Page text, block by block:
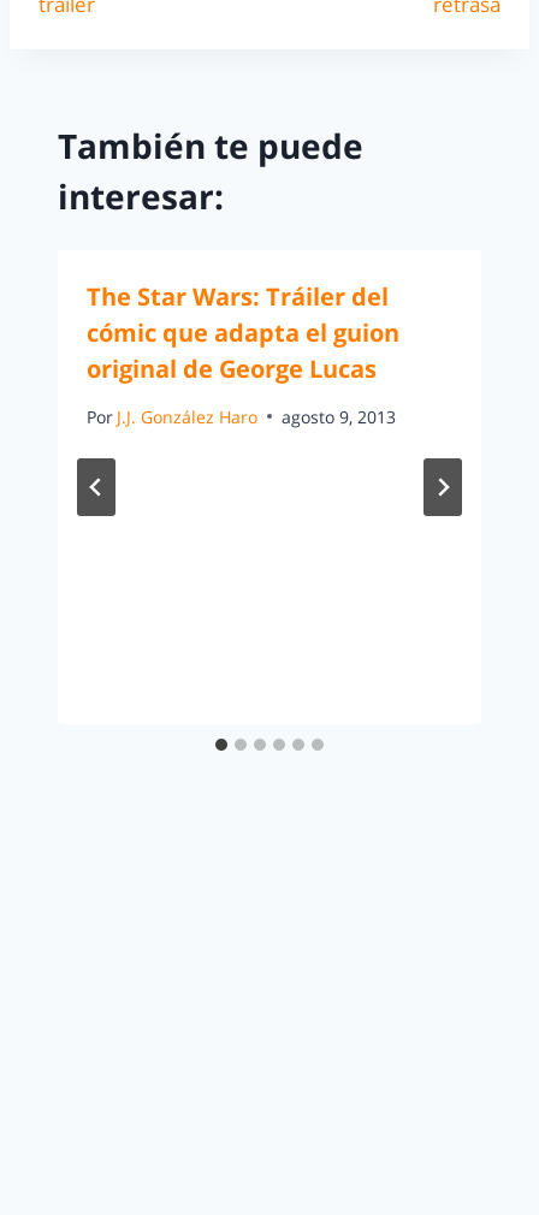
También te puede
interesar:
The Star Wars: Tráiler del
cómic que adapta el guion
original de George Lucas
Por J.J. González Haro agosto 9, 2013